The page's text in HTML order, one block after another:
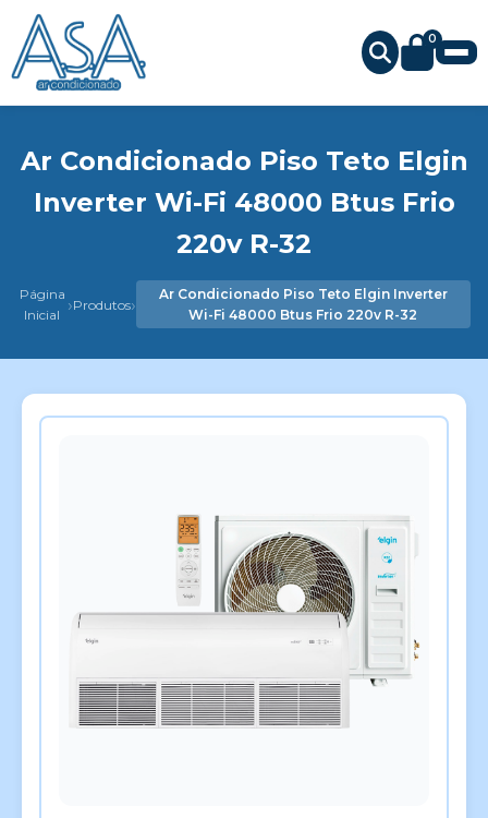
0
Ar Condicionado Piso Teto Elgin
Inverter Wi-Fi 48000 Btus Frio
220v R-32
Página
Inicial ›Produtos›
Ar Condicionado Piso Teto Elgin Inverter
Wi-Fi 48000 Btus Frio 220v R-32